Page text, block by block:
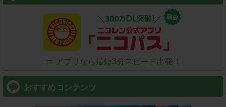
⇒ アプリなら最短3分スピード出発！
おすすめコンテンツ